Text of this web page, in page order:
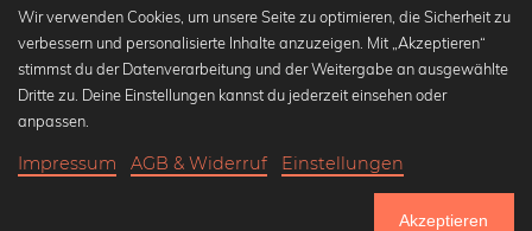
Beliebte Kollektionen
Wandbilder in schwarz-weiß
Klassiker der Kunstgeschichte
Wir verwenden Cookies, um unsere Seite zu optimieren, die Sicherheit zu
verbessern und personalisierte Inhalte anzuzeigen. Mit „Akzeptieren“
stimmst du der Datenverarbeitung und der Weitergabe an ausgewählte
Dritte zu. Deine Einstellungen kannst du jederzeit einsehen oder
anpassen.
Impressum AGB & Widerruf Einstellungen
Akzeptieren